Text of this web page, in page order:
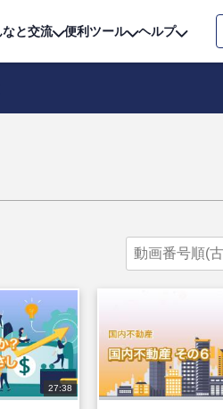
なと交流 便利ツール ヘルプ
27:38